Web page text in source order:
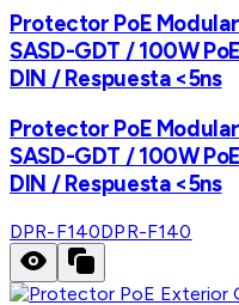
Protector PoE
SASD-GDT / 100W
DIN / Respuesta <5ns
Protector PoE
SASD-GDT / 100W
DIN / Respuesta <5ns
DPR-F140DPR-F140